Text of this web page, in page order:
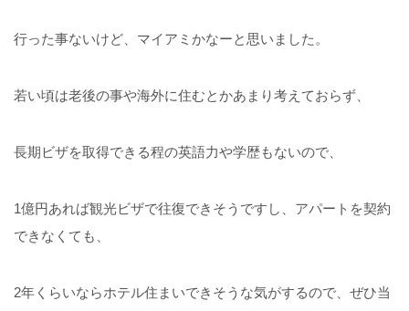
行った事ないけど、マイアミかなーと思いました。
若い頃は老後の事や海外に住むとかあまり考えておらず、
長期ビザを取得できる程の英語力や学歴もないので、
1億円あれば観光ビザで往復できそうですし、アパートを契約
できなくても、
2年くらいならホテル住まいできそうな気がするので、ぜひ当